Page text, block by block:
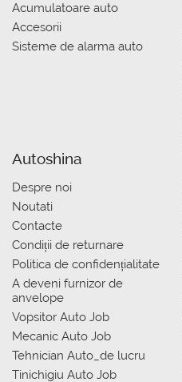
Acumulatoare auto
Accesorii
Sisteme de alarma auto
Autoshina
Despre noi
Noutati
Contacte
Condiții de returnare
Politica de confidențialitate
A deveni furnizor de
anvelope
Vopsitor Auto Job
Mecanic Auto Job
Tehnician Auto_de lucru
Tinichigiu Auto Job